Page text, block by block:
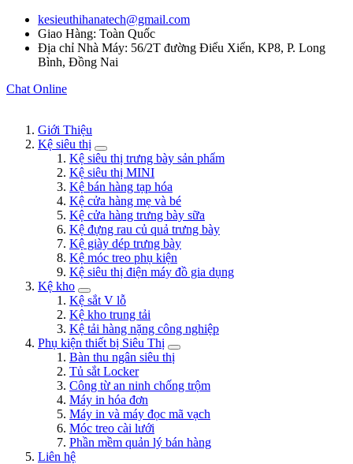
kesieuthihanatech@gmail.com
Giao Hàng: Toàn Quốc
Địa chỉ Nhà Máy: 56/2T đường Điểu Xiển, KP8, P. Long
Bình, Đồng Nai
Chat Online
Giới Thiệu
Kệ siêu thị
Kệ siêu thị trưng bày sản phẩm
Kệ siêu thị MINI
Kệ bán hàng tạp hóa
Kệ cửa hàng mẹ và bé
Kệ cửa hàng trưng bày sữa
Kệ đựng rau củ quả trưng bày
Kệ giày dép trưng bày
Kệ móc treo phụ kiện
Kệ siêu thị điện máy đồ gia dụng
Kệ kho
Kệ sắt V lỗ
Kệ kho trung tải
Kệ tải hàng nặng công nghiệp
Phụ kiện thiết bị Siêu Thị
Bàn thu ngân siêu thị
Tủ sắt Locker
Công từ an ninh chống trộm
Máy in hóa đơn
Máy in và máy đọc mã vạch
Móc treo cài lưới
Phần mềm quản lý bán hàng
Liên hệ